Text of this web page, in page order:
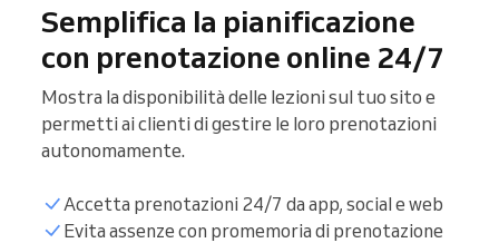
Semplifica la pianificazione
con prenotazione online 24/7
Mostra la disponibilità delle lezioni sul tuo sito e
permetti ai clienti di gestire le loro prenotazioni
autonomamente.
Accetta prenotazioni 24/7 da app, social e web
Evita assenze con promemoria di prenotazione